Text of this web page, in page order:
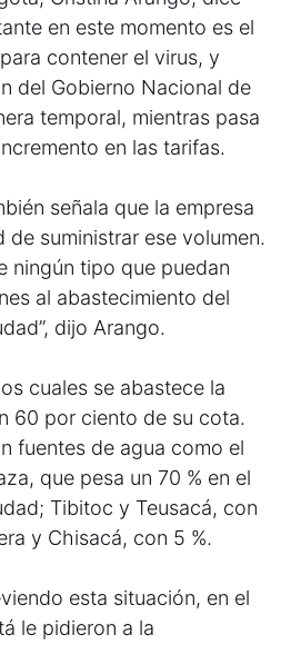
en este momento es el
contener el virus, y
del Gobierno Nacional de
temporal, mientras pasa
en las tarifas.
señala que la empresa
de suministrar ese volumen.
ningún tipo que puedan
al abastecimiento del
dijo Arango.
cuales se abastece la
60 por ciento de su cota.
fuentes de agua como el
que pesa un 70 % en el
Tibitoc y Teusacá, con
y Chisacá, con 5 %.
esta situación, en el
le pidieron a la